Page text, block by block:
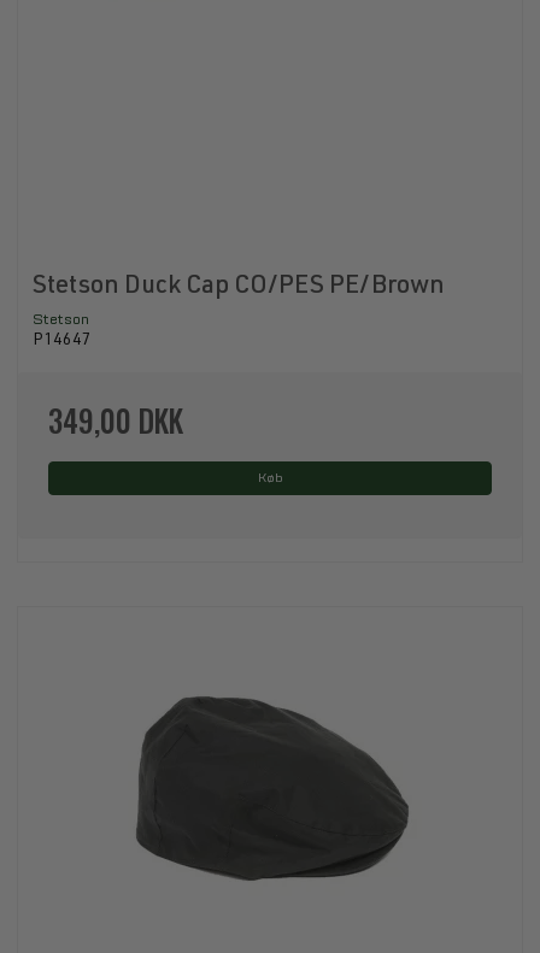
Stetson Duck Cap CO/PES PE/Brown
Stetson
P14647
349,00 DKK
Køb